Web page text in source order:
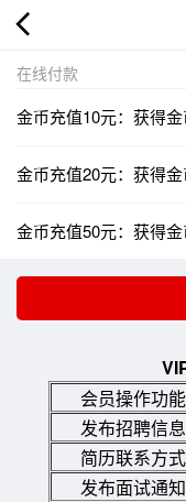
在线付款
金币充值10元：获得
金币充值20元：获得
金币充值50元：获得
会员操作功能
发布招聘信息
简历联系方式
发布面试通知